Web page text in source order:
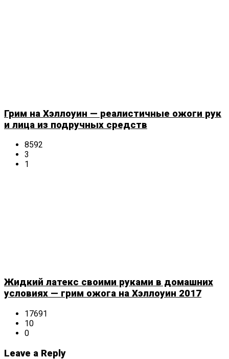
Грим на Хэллоуин — реалистичные ожоги рук
и лица из подручных средств
8592
3
1
Жидкий латекс своими руками в домашних
условиях — грим ожога на Хэллоуин 2017
17691
10
0
Leave a Reply